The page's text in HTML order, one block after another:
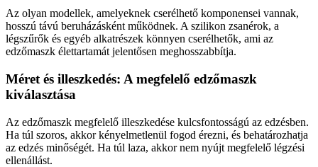
Az olyan modellek, amelyeknek cserélhető komponensei vannak,
hosszú távú beruházásként működnek. A szilikon zsanérok, a
légszűrők és egyéb alkatrészek könnyen cserélhetők, ami az
edzőmaszk élettartamát jelentősen meghosszabbítja.
Méret és illeszkedés: A megfelelő edzőmaszk
kiválasztása
Az edzőmaszk megfelelő illeszkedése kulcsfontosságú az edzésben.
Ha túl szoros, akkor kényelmetlenül fogod érezni, és behatározhatja
az edzés minőségét. Ha túl laza, akkor nem nyújt megfelelő légzési
ellenállást.